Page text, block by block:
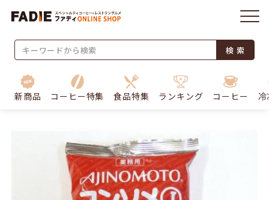
検 索
新商品 コーヒー特集 食品特集 ランキング コーヒー